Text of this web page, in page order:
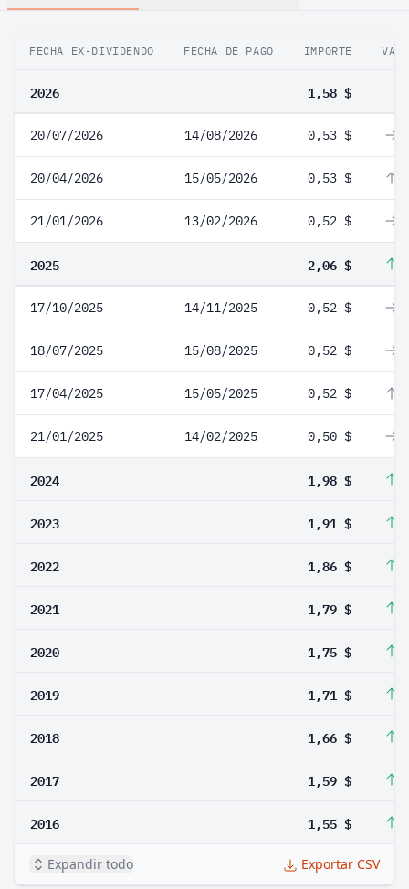
FECHA EX-DIVIDENDO FECHA DE PAGO IMPORTE
2026 1,58 $
20/07/2026 14/08/2026 0,53 $
20/04/2026 15/05/2026 0,53 $
21/01/2026 13/02/2026 0,52 $
2025 2,06 $
17/10/2025 14/11/2025 0,52 $
18/07/2025 15/08/2025 0,52 $
17/04/2025 15/05/2025 0,52 $
21/01/2025 14/02/2025 0,50 $
2024 1,98 $
2023 1,91 $
2022 1,86 $
2021 1,79 $
2020 1,75 $
2019 1,71 $
2018 1,66 $
2017 1,59 $
2016 1,55 $
Expandir todo Exportar CSV